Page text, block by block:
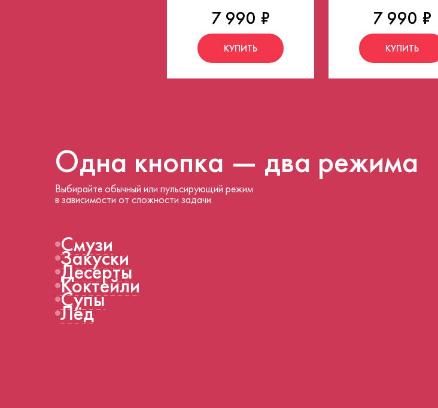
7 990 ₽
КУПИТЬ
7 990 ₽
КУПИТЬ
Одна кнопка — два режима
Выбирайте обычный или пульсирующий режим
в зависимости от сложности задачи
Смузи
Закуски
Десерты
Коктейли
Супы
Лёд